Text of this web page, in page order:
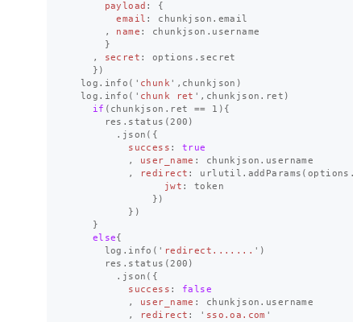
payload :
{
email : chunkjson . email
,
name : chunkjson . username
}
,
secret : options . secret
})
log . info ( ' chunk' , chunkjson )
log . info ( ' chunk ret ' , chunkjson . ret )
if ( chunkjson . ret == 1 ){
res . status (200 )
. json ({
success :
true
,
user_name : chunkjson . username
,
redirect : urlutil . addParams ( options .
jwt :
token
})
})
}
else{
log . info ( ' redirect....... ' )
res . status (200 )
. json ({
success :
false
,
user_name : chunkjson . username
,
redirect : ' sso.oa.com '